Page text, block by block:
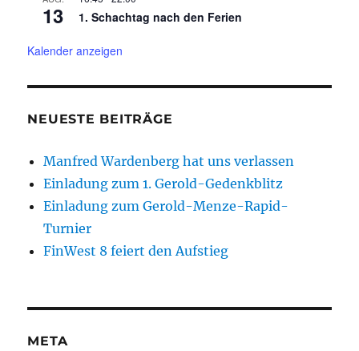
13 1. Schachtag nach den Ferien
Kalender anzeigen
NEUESTE BEITRÄGE
Manfred Wardenberg hat uns verlassen
Einladung zum 1. Gerold-Gedenkblitz
Einladung zum Gerold-Menze-Rapid-
Turnier
FinWest 8 feiert den Aufstieg
META